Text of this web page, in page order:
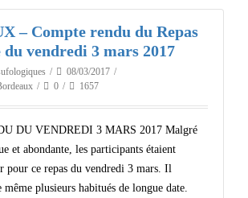
– Compte rendu du Repas
vendredi 3 mars 2017
08/03/2017
0 1657
DU VENDREDI 3 MARS 2017 Malgré
et abondante, les participants étaient
pour ce repas du vendredi 3 mars. Il
plusieurs habitués de longue date.